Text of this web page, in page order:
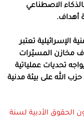
الاصطناعي
أهداف.
الإسرائيلية تعتبر
مخازن المسيّرات
تحديات عملياتية
الله على بيئة مدنية
بموجب بند 27 أ لقانون الحقوق الأدبية لسنة